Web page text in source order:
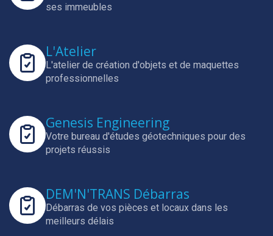
ses immeubles
L'Atelier
L'atelier de création d'objets et de maquettes
professionnelles
Genesis Engineering
Votre bureau d'études géotechniques pour des
projets réussis
DEM'N'TRANS Débarras
Débarras de vos pièces et locaux dans les
meilleurs délais